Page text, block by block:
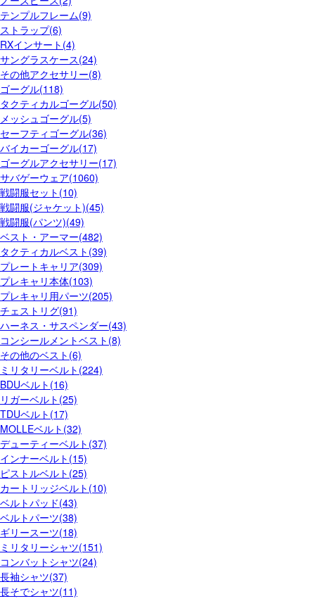
テンプルフレーム(9)
ストラップ(6)
RXインサート(4)
サングラスケース(24)
その他アクセサリー(8)
ゴーグル(118)
タクティカルゴーグル(50)
メッシュゴーグル(5)
セーフティゴーグル(36)
バイカーゴーグル(17)
ゴーグルアクセサリー(17)
サバゲーウェア(1060)
戦闘服セット(10)
戦闘服(ジャケット)(45)
戦闘服(パンツ)(49)
ベスト・アーマー(482)
タクティカルベスト(39)
プレートキャリア(309)
プレキャリ本体(103)
プレキャリ用パーツ(205)
チェストリグ(91)
ハーネス・サスペンダー(43)
コンシールメントベスト(8)
その他のベスト(6)
ミリタリーベルト(224)
BDUベルト(16)
リガーベルト(25)
TDUベルト(17)
MOLLEベルト(32)
デューティーベルト(37)
インナーベルト(15)
ピストルベルト(25)
カートリッジベルト(10)
ベルトパッド(43)
ベルトパーツ(38)
ギリースーツ(18)
ミリタリーシャツ(151)
コンバットシャツ(24)
長袖シャツ(37)
長そでシャツ(11)